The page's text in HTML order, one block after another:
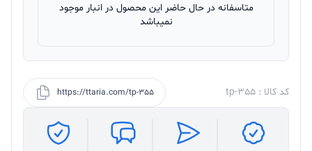
متاسفانه در حال حاضر این محصول در انبار موجود
نمیباشد
کد کالا : tp-355 https://ttaria.com/tp-355